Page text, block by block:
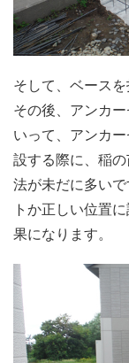
そして、ベースを
その後、アンカ
いって、アンカ
設する際に、稲
法が未だに多い
トか正しい位置
果になります。